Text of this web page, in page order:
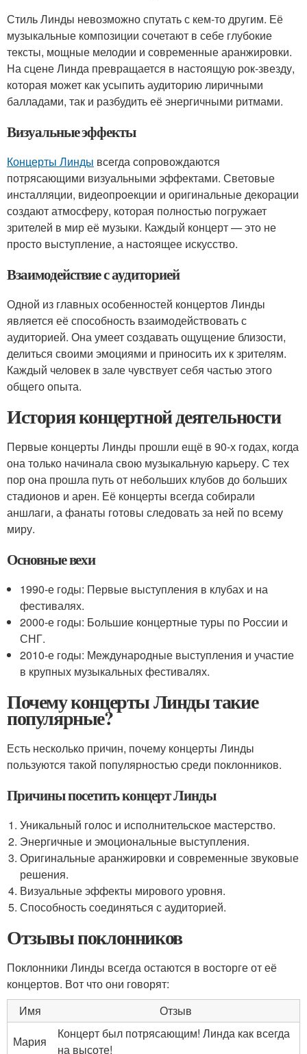
Стиль Линды невозможно спутать с кем-то другим. Её
музыкальные композиции сочетают в себе глубокие
тексты, мощные мелодии и современные аранжировки.
На сцене Линда превращается в настоящую рок-звезду,
которая может как усыпить аудиторию лиричными
балладами, так и разбудить её энергичными ритмами.
Визуальные эффекты
Концерты Линды всегда сопровождаются
потрясающими визуальными эффектами. Световые
инсталляции, видеопроекции и оригинальные декорации
создают атмосферу, которая полностью погружает
зрителей в мир её музыки. Каждый концерт — это не
просто выступление, а настоящее искусство.
Взаимодействие с аудиторией
Одной из главных особенностей концертов Линды
является её способность взаимодействовать с
аудиторией. Она умеет создавать ощущение близости,
делиться своими эмоциями и приносить их к зрителям.
Каждый человек в зале чувствует себя частью этого
общего опыта.
История концертной деятельности
Первые концерты Линды прошли ещё в 90-х годах, когда
она только начинала свою музыкальную карьеру. С тех
пор она прошла путь от небольших клубов до больших
стадионов и арен. Её концерты всегда собирали
аншлаги, а фанаты готовы следовать за ней по всему
миру.
Основные вехи
1990-е годы: Первые выступления в клубах и на
фестивалях.
2000-е годы: Большие концертные туры по России и
СНГ.
2010-е годы: Международные выступления и участие
в крупных музыкальных фестивалях.
Почему концерты Линды такие
популярные?
Есть несколько причин, почему концерты Линды
пользуются такой популярностью среди поклонников.
Причины посетить концерт Линды
Уникальный голос и исполнительское мастерство.
Энергичные и эмоциональные выступления.
Оригинальные аранжировки и современные звуковые
решения.
Визуальные эффекты мирового уровня.
Способность соединяться с аудиторией.
Отзывы поклонников
Поклонники Линды всегда остаются в восторге от её
концертов. Вот что они говорят:
Имя
Отзыв
Мария
Концерт был потрясающим! Линда как всегда
на высоте!